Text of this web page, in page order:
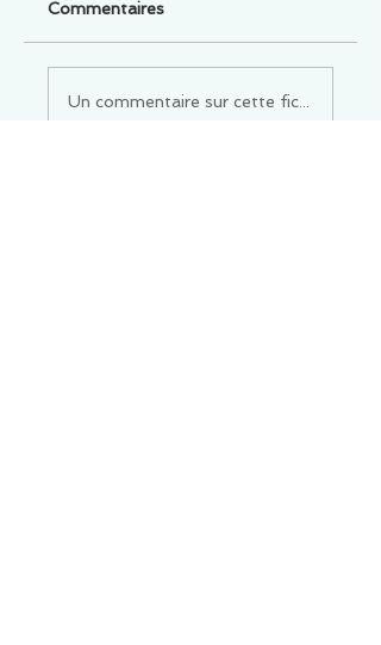
Commentaires
Un commentaire sur cette fiche ou cet